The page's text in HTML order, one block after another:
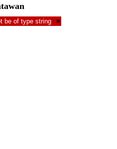
be of type string ×